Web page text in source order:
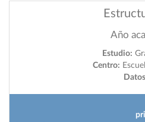
Año
Estudio:
Centro: